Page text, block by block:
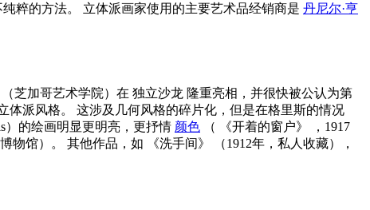
粹的方法。 立体派画家使用的主要艺术品经销商是 丹尼尔·亨
（芝加哥艺术学院）在 独立沙龙 隆重亮相，并很快被公认为第
派风格。 这涉及几何风格的碎片化，但是在格里斯的情况
的绘画明显更明亮，更抒情 颜色 （ 《开着的窗户》
，1917
物馆）。 其他作品，如 《洗手间》
（1912年，私人收藏），